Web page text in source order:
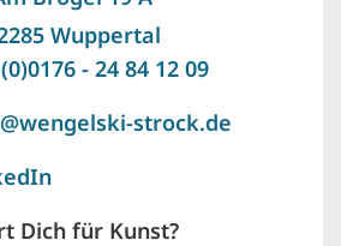
Wuppertal
- 24 84 12 09
strock.de
Dich für Kunst?